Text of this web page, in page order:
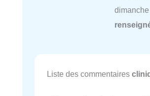
dimanche
Liste des commentaires